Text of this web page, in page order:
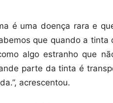
é uma doença rara e
que quando a
algo estranho que
parte da tinta é
acrescentou.